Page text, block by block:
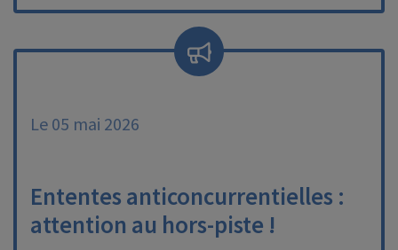
Le 05 mai 2026
Ententes anticoncurrentielles :
attention au hors-piste !